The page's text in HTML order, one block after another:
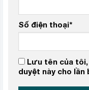
Số điện thoại*
Lưu tên của
duyệt này cho lần